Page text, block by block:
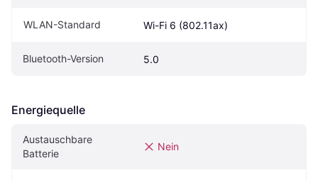
WLAN-Standard Wi-Fi 6 (802.11ax)
Bluetooth-Version 5.0
Energiequelle
Austauschbare
Batterie
Nein